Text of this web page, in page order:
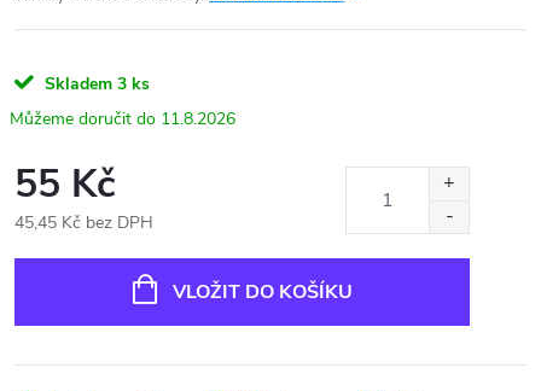
Skladem 3 ks
11.8.2026
55 Kč
45,45 Kč bez DPH
VLOŽIT DO KOŠÍKU